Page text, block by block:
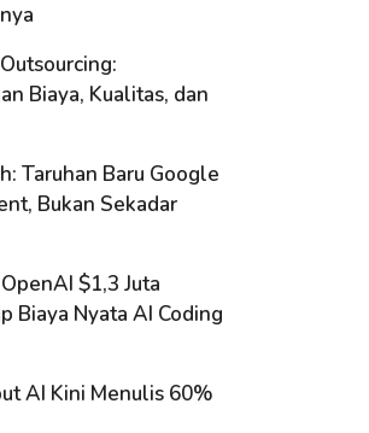
Biaya, Kualitas, dan
Taruhan Baru Google
Bukan Sekadar
$1,3 Juta
Biaya Nyata AI Coding
AI Kini Menulis 60%